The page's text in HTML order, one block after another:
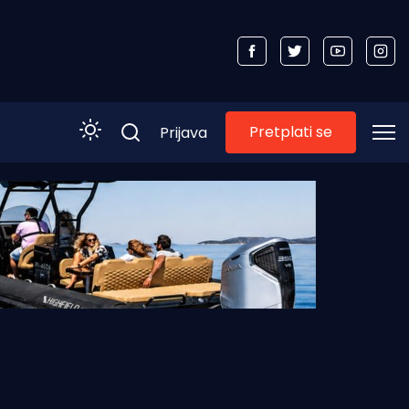
Prijava Pretplati se